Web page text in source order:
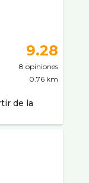
9.28
8 opiniones
0.76 km
de la